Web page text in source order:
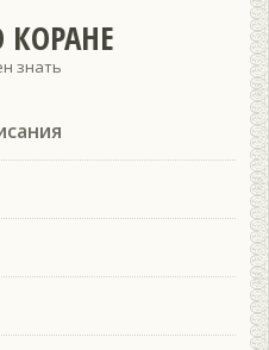
КОРАНЕ
знать